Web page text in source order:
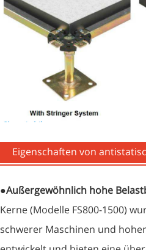
Eigenschaften von
●Außergewöhnlich hohe
Kerne (Modelle FS800-1500)
schwerer Maschinen und